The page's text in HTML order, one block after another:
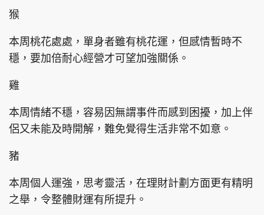
猴
本周桃花處處，單身者雖有桃花運，但感情暫時不
穩，要加倍耐心經營才可望加強關係。
雞
本周情緒不穩，容易因無謂事件而感到困擾，加上伴
侶又未能及時開解，難免覺得生活非常不如意。
豬
本周個人運強，思考靈活，在理財計劃方面更有精明
之舉，令整體財運有所提升。